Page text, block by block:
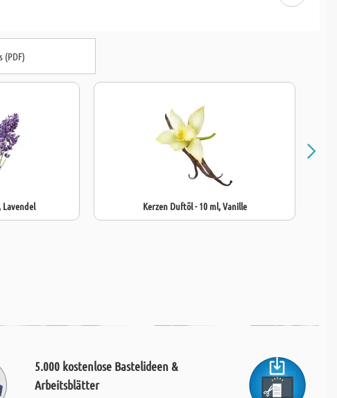
(PDF)
Lavendel Kerzen Duftöl - 10 ml, Vanille
5.000 kostenlose Bastelideen &
Arbeitsblätter